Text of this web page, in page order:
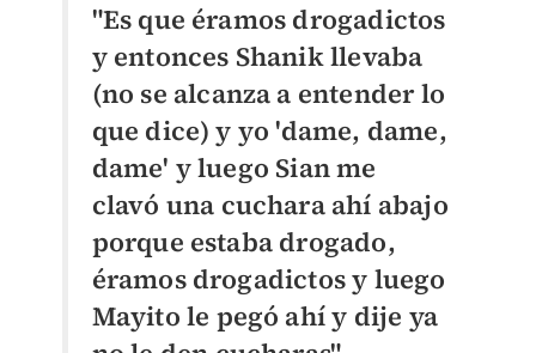
"Es que éramos drogadictos
y entonces Shanik llevaba
(no se alcanza a entender lo
que dice) y yo 'dame, dame,
dame' y luego Sian me
clavó una cuchara ahí abajo
porque estaba drogado,
éramos drogadictos y luego
Mayito le pegó ahí y dije ya